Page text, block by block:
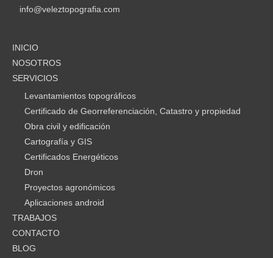
info@veleztopografia.com
INICIO
NOSOTROS
SERVICIOS
Levantamientos topográficos
Certificado de Georreferenciación, Catastro y propiedad
Obra civil y edificación
Cartografía y GIS
Certificados Energéticos
Dron
Proyectos agronómicos
Aplicaciones android
TRABAJOS
CONTACTO
BLOG